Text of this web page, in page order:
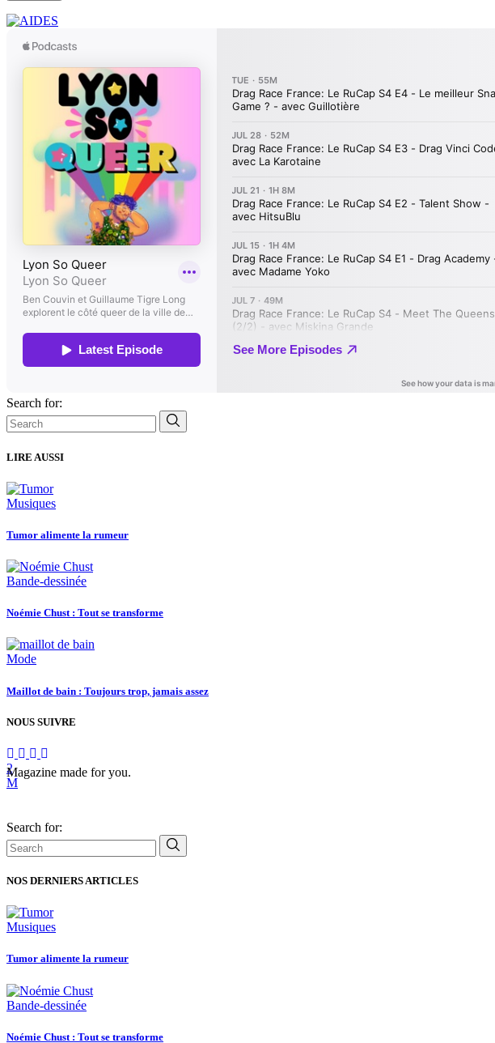
Search for:
LIRE AUSSI
Musiques
Tumor alimente la rumeur
Bande-dessinée
Noémie Chust : Tout se transforme
Mode
Maillot de bain : Toujours trop, jamais assez
NOUS SUIVRE
Magazine made for you.
Search for:
NOS DERNIERS ARTICLES
Musiques
Tumor alimente la rumeur
Bande-dessinée
Noémie Chust : Tout se transforme